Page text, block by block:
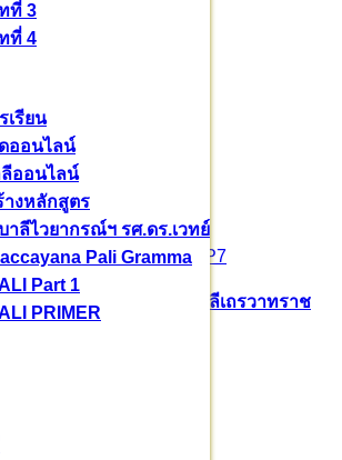
ที่ 3
ที่ 4
เรียน
ออนไลน์
ลีออนไลน์
างหลักสูตร
าลีไวยากรณ์ฯ รศ.ดร.เวทย์
Pali Gramma
Part 1
PRIMER
รกุล
ริ
ชิราลงกรณ
Gvg6QCLbeALD7huP7
รวาท มหาวชิราลงกรณ​บาลี​เถรวาท​ราช​